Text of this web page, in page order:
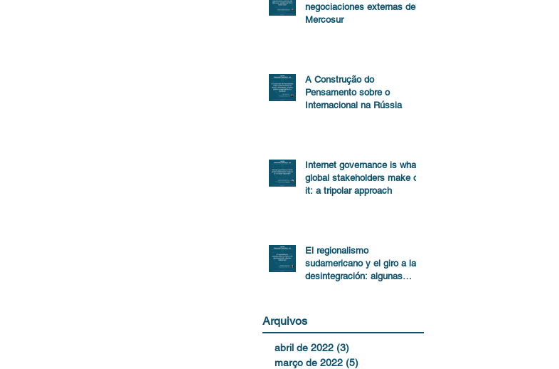
negociaciones externas del
Mercosur
A Construção do
Pensamento sobre o
Internacional na Rússia
Internet governance is what
global stakeholders make of
it: a tripolar approach
El regionalismo
sudamericano y el giro a la
desintegración: algunas
Arquivos
abril de 2022 (3)
março de 2022 (5)